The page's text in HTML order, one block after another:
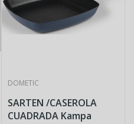
DOMETIC
SARTEN /CASEROLA
CUADRADA Kampa